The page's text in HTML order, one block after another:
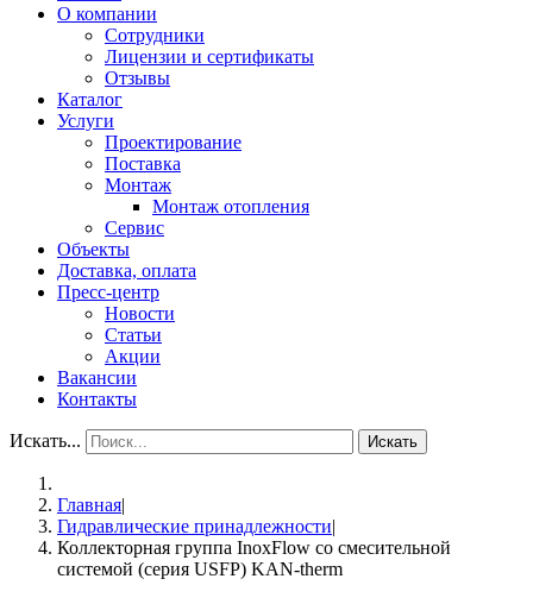
О компании
Сотрудники
Лицензии и сертификаты
Отзывы
Каталог
Услуги
Проектирование
Поставка
Монтаж
Монтаж отопления
Сервис
Объекты
Доставка, оплата
Пресс-центр
Новости
Статьи
Акции
Вакансии
Контакты
Искать... Искать
Главная|
Гидравлические принадлежности|
Коллекторная группа InoxFlow со смесительной
системой (серия USFP) KAN-therm